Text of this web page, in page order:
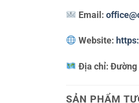
Email:
Website:
Địa chỉ: Đường
SẢN PHẨM